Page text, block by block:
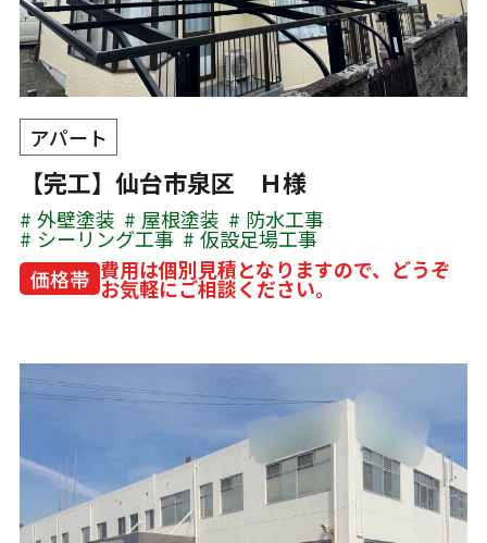
アパート
【完工】仙台市泉区 Ｈ様
外壁塗装 屋根塗装 防水工事
シーリング工事
仮設足場工事
価格帯 費用は個別見積となりますので、どうぞ
お気軽にご相談ください。